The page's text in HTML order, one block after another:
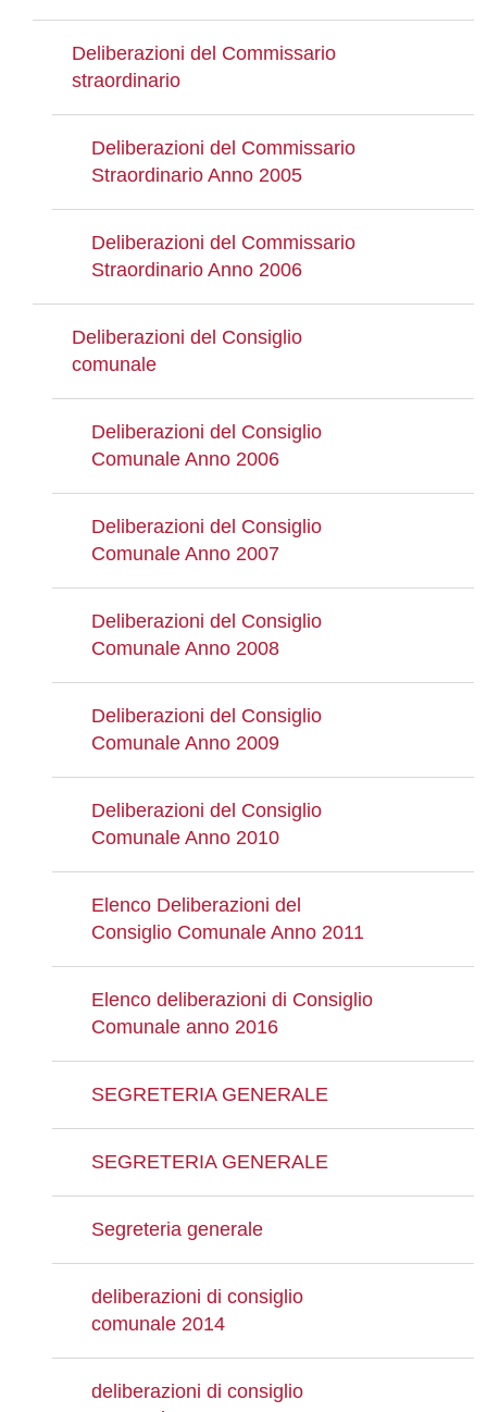
Deliberazioni del Commissario
straordinario
Deliberazioni del Commissario
Straordinario Anno 2005
Deliberazioni del Commissario
Straordinario Anno 2006
Deliberazioni del Consiglio
comunale
Deliberazioni del Consiglio
Comunale Anno 2006
Deliberazioni del Consiglio
Comunale Anno 2007
Deliberazioni del Consiglio
Comunale Anno 2008
Deliberazioni del Consiglio
Comunale Anno 2009
Deliberazioni del Consiglio
Comunale Anno 2010
Elenco Deliberazioni del
Consiglio Comunale Anno 2011
Elenco deliberazioni di Consiglio
Comunale anno 2016
SEGRETERIA GENERALE
SEGRETERIA GENERALE
Segreteria generale
deliberazioni di consiglio
comunale 2014
deliberazioni di consiglio